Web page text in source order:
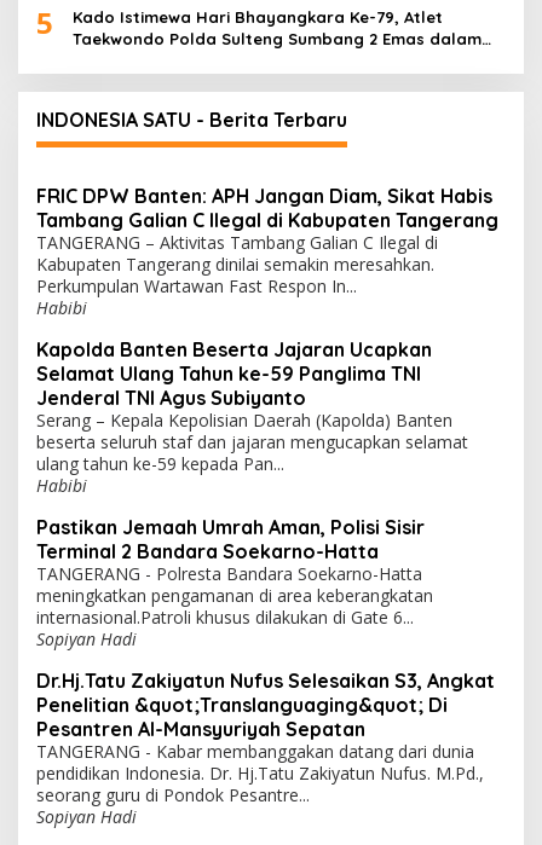
5
Kado Istimewa Hari Bhayangkara Ke-79, Atlet
Taekwondo Polda Sulteng Sumbang 2 Emas dalam
INDONESIA SATU - Berita Terbaru
FRIC DPW Banten: APH Jangan Diam, Sikat Habis
Tambang Galian C Ilegal di Kabupaten Tangerang
TANGERANG – Aktivitas Tambang Galian C Ilegal di
Kabupaten Tangerang dinilai semakin meresahkan.
Perkumpulan Wartawan Fast Respon In...
Habibi
Kapolda Banten Beserta Jajaran Ucapkan
Selamat Ulang Tahun ke-59 Panglima TNI
Jenderal TNI Agus Subiyanto
Serang – Kepala Kepolisian Daerah (Kapolda) Banten
beserta seluruh staf dan jajaran mengucapkan selamat
ulang tahun ke-59 kepada Pan...
Habibi
Pastikan Jemaah Umrah Aman, Polisi Sisir
Terminal 2 Bandara Soekarno-Hatta
TANGERANG - Polresta Bandara Soekarno-Hatta
meningkatkan pengamanan di area keberangkatan
internasional.Patroli khusus dilakukan di Gate 6...
Sopiyan Hadi
Dr.Hj.Tatu Zakiyatun Nufus Selesaikan S3, Angkat
Penelitian &quot;Translanguaging&quot; Di
Pesantren Al-Mansyuriyah Sepatan
TANGERANG - Kabar membanggakan datang dari dunia
pendidikan Indonesia. Dr. Hj.Tatu Zakiyatun Nufus. M.Pd.,
seorang guru di Pondok Pesantre...
Sopiyan Hadi